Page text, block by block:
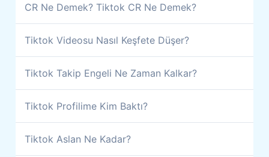
CR Ne Demek? Tiktok CR Ne Demek?
Tiktok Videosu Nasıl Keşfete Düşer?
Tiktok Takip Engeli Ne Zaman Kalkar?
Tiktok Profilime Kim Baktı?
Tiktok Aslan Ne Kadar?